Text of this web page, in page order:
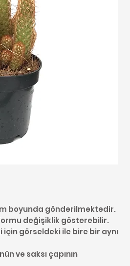
boyunda gönderilmektedir.
değişiklik gösterebilir.
görseldeki ile bire bir aynı
ve saksı çapının